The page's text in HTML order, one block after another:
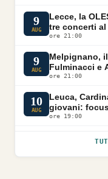
9
AUG
Lecce, la
tre concerti
ore 21:00
9
AUG
Melpignano,
Fulminacci e
ore 21:00
10
AUG
Leuca,
giovani:
ore 19:00